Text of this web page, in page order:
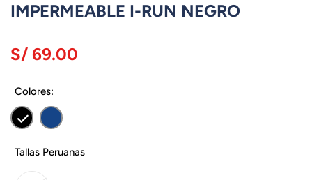
IMPERMEABLE I-RUN NEGRO
S/ 69.00
Colores:
Tallas Peruanas